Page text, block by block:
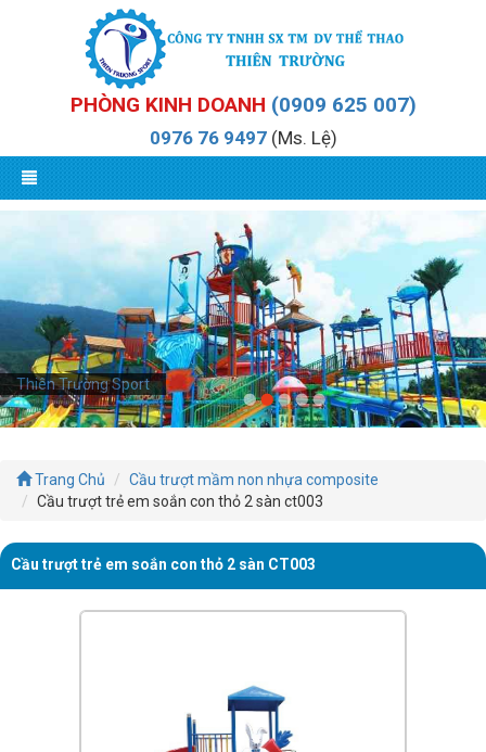
PHÒNG KINH DOANH (0909 625 007)
0976 76 9497(Ms. Lệ)
Thiên Trường Sport
Trang Chủ
Cầu trượt mầm non nhựa composite
Cầu trượt trẻ em soắn con thỏ 2 sàn ct003
Cầu trượt trẻ em soắn con thỏ 2 sàn CT003